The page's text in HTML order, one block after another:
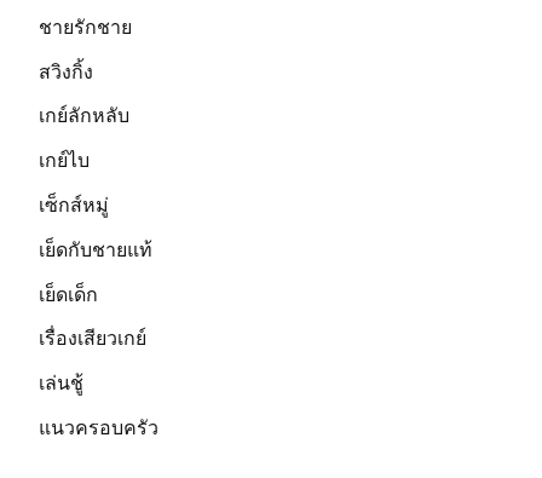
ชายรักชาย
สวิงกิ้ง
เกย์ลักหลับ
เกย์ไบ
เซ็กส์หมู่
เย็ดกับชายแท้
เย็ดเด็ก
เรื่องเสียวเกย์
เล่นชู้
แนวครอบครัว